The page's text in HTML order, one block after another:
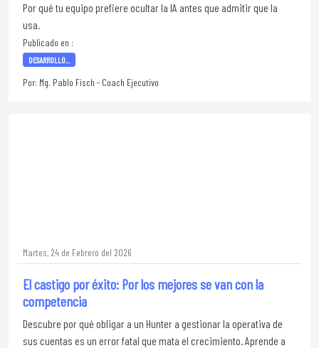
Por qué tu equipo prefiere ocultar la IA antes que admitir que la
usa.
Publicado en :
DESARROLLO...
Por: Mg. Pablo Fisch - Coach Ejecutivo
Martes, 24 de Febrero del 2026
El castigo por éxito: Por los mejores se van con la
competencia
Descubre por qué obligar a un Hunter a gestionar la operativa de
sus cuentas es un error fatal que mata el crecimiento. Aprende a